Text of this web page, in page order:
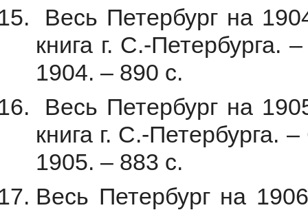
Весь Петербург на
книга г. С.-
1904. – 890 с.
Весь Петербург на
книга г. С.-
1905. – 883 с.
Весь Петербург на